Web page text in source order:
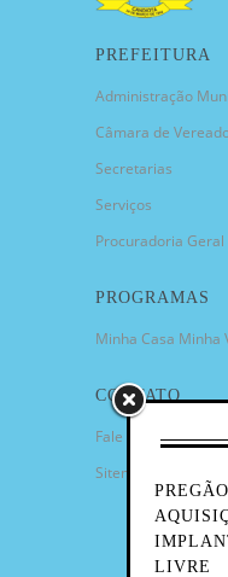
LIVRE
PREFEITURA
Administração
Câmara de
Secretarias
Serviços
Procuradoria Geral
PROGRAMAS
Minha Casa Minha
CONTATO
Fale Conosco
Sitemap